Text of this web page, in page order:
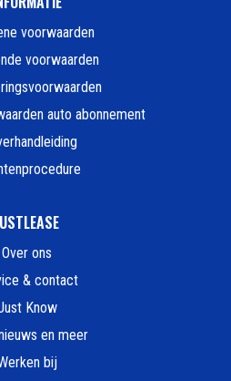
voorwaarden
voorwaarden
auto abonnement
Over ons
& contact
Know
en meer
bij